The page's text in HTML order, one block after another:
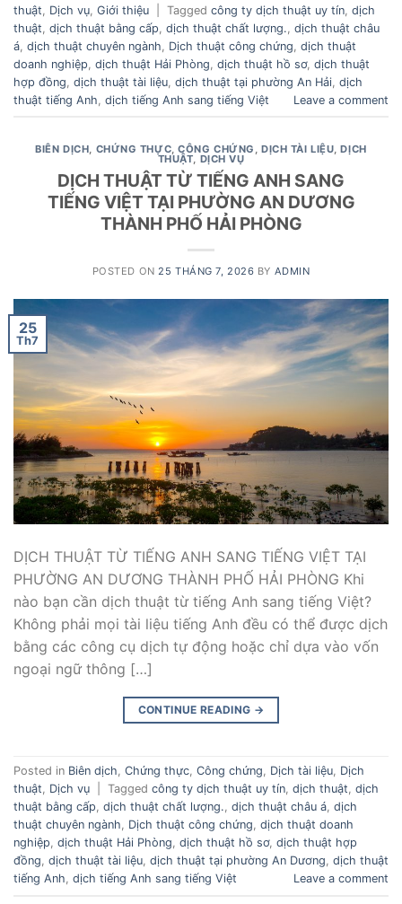
thuật
Dịch vụ Giới thiệu Tagged công ty dịch thuật uy tín dịch
thuật dịch thuật bằng cấp dịch thuật chất lượng. dịch thuật châu
á dịch thuật chuyên ngành Dịch thuật công chứng dịch thuật
doanh nghiệp dịch thuật Hải Phòng dịch thuật hồ sơ, dịch thuật
hợp đồng dịch thuật tài liệu dịch thuật tại phường An Hải dịch
thuật tiếng Anh dịch tiếng Anh sang tiếng Việt Leave a comment
BIÊN DỊCH, CHỨNG THỰC,CÔNG CHỨNG , DỊCH TÀI LIỆU,DỊCH
THUẬT, DỊCH VỤ
DỊCH THUẬT TỪ TIẾNG ANH SANG
TIẾNG VIỆT TẠI PHƯỜNG AN DƯƠNG
THÀNH PHỐ HẢI PHÒNG
POSTED ON25 THÁNG 7, 2026 BY ADMIN
25
Th7
DỊCH THUẬT TỪ TIẾNG ANH SANG TIẾNG VIỆT TẠI
PHƯỜNG AN DƯƠNG THÀNH PHỐ HẢI PHÒNG Khi
nào bạn cần dịch thuật từ tiếng Anh sang tiếng Việt?
Không phải mọi tài liệu tiếng Anh đều có thể được dịch
bằng các công cụ dịch tự động hoặc chỉ dựa vào vốn
ngoại ngữ thông […]
CONTINUE READING →
Posted in Biên dịch, Chứng thực, Công chứng, Dịch tài liệu, Dịch
thuật, Dịch vụ Tagged công ty dịch thuật uy tín, dịch thuật, dịch
thuật bằng cấp, dịch thuật chất lượng., dịch thuật châu á, dịch
thuật chuyên ngành, Dịch thuật công chứng, dịch thuật doanh
nghiệp, dịch thuật Hải Phòng, dịch thuật hồ sơ, dịch thuật hợp
đồng, dịch thuật tài liệu, dịch thuật tại phường An Dương, dịch thuật
tiếng Anh, dịch tiếng Anh sang tiếng Việt Leave a comment